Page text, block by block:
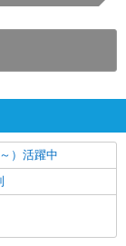
）活躍中